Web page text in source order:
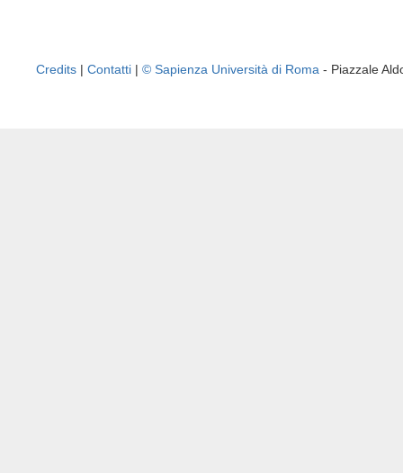
Credits | Contatti | © Sapienza Università di Roma - Piazzale